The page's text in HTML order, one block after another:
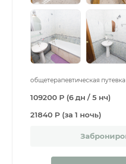
общетерапевтическая путевка
109200 Р (6 дн / 5 нч)
21840 Р (за 1 ночь)